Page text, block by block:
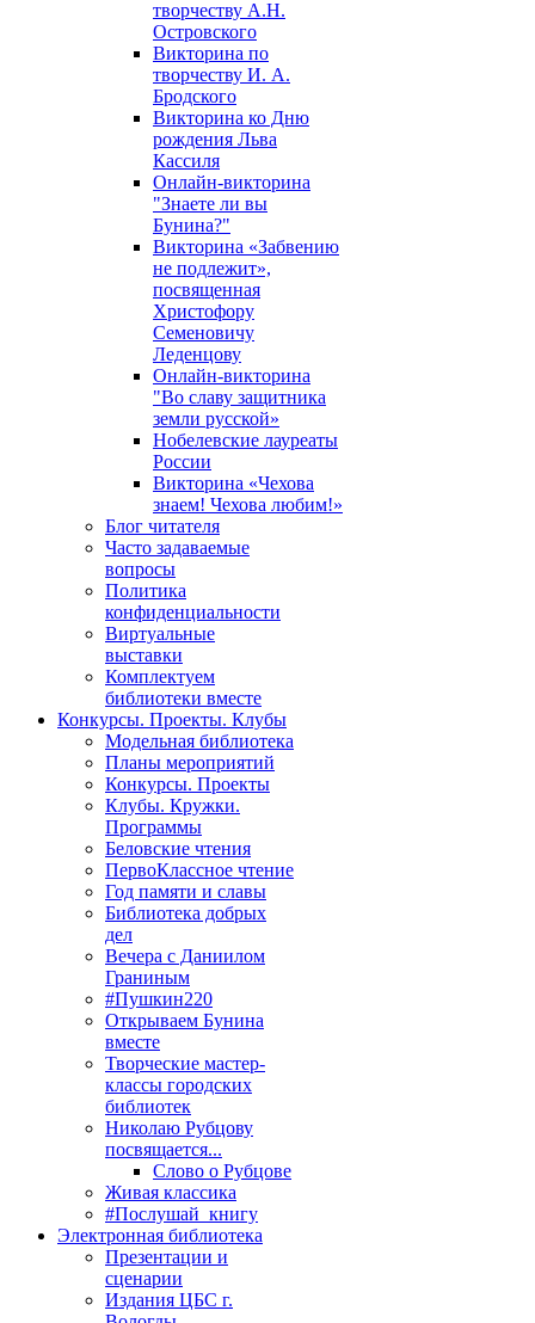
творчеству А.Н.
Островского
Викторина по
творчеству И. А.
Бродского
Викторина ко Дню
рождения Льва
Кассиля
Онлайн-викторина
"Знаете ли вы
Бунина?"
Викторина «Забвению
не подлежит»,
посвященная
Христофору
Семеновичу
Леденцову
Онлайн-викторина
"Во славу защитника
земли русской»
Нобелевские лауреаты
России
Викторина «Чехова
знаем! Чехова любим!»
Блог читателя
Часто задаваемые
вопросы
Политика
конфиденциальности
Виртуальные
выставки
Комплектуем
библиотеки вместе
Конкурсы. Проекты. Клубы
Модельная библиотека
Планы мероприятий
Конкурсы. Проекты
Клубы. Кружки.
Программы
Беловские чтения
ПервоКлассное чтение
Год памяти и славы
Библиотека добрых
дел
Вечера с Даниилом
Граниным
#Пушкин220
Открываем Бунина
вместе
Творческие мастер-
классы городских
библиотек
Николаю Рубцову
посвящается...
Слово о Рубцове
Живая классика
#Послушай_книгу
Электронная библиотека
Презентации и
сценарии
Издания ЦБС г.